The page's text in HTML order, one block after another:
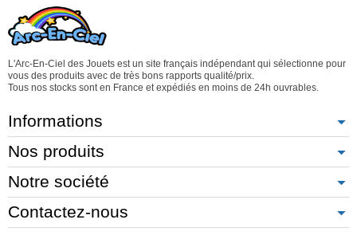
L'Arc-En-Ciel des Jouets est un site français indépendant qui sélectionne pour
vous des produits avec de très bons rapports qualité/prix.
Tous nos stocks sont en France et expédiés en moins de 24h ouvrables.
Informations
Nos produits
Notre société
Contactez-nous